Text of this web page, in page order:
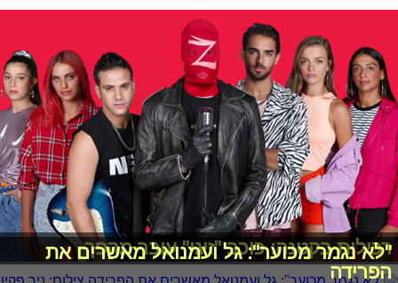
רכילות בקטנה: כוכב "זיגי" עובר מהפך
"לא נגמר מכוער": גל ועמנואל מאשרים את
הפרידה